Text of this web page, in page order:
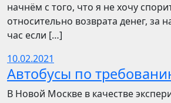
начнём с того, что я не хочу
относительно возврата денег, за
час если […]
10.02.2021
Автобусы по
В Новой Москве в качестве